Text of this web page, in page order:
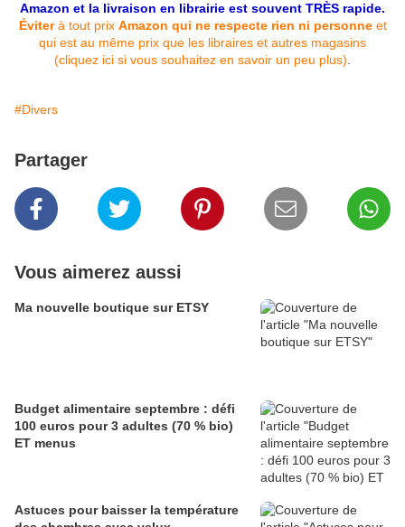
Amazon et la livraison en librairie est souvent TRÈS rapide.
Éviterà tout prix Amazon qui ne respecte rien ni personneet
qui est au même prix que les libraires et autres magasins
(cliquez ici si vous souhaitez en savoir un peu plus)
#Divers
Partager
Vous aimerez aussi
Ma nouvelle boutique sur ETSY
Budget alimentaire septembre : défi
100 euros pour 3 adultes (70 % bio)
ET menus
Astuces pour baisser la température